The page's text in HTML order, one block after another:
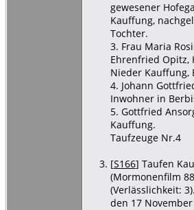
gewesener
Kauffung,
Tochter.
3. Frau Maria
Ehrenfried Opitz,
Nieder Kauffung,
4. Johann
Inwohner in
5. Gottfried
Kauffung.
Taufzeuge Nr.4
[S166] Taufen
(Mormonenfilm
(Verlässlichkeit: 3).
den 17